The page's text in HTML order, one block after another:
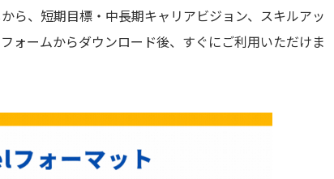
ら、短期目標・中長期キャリアビジョン、スキルアッ
ォームからダウンロード後、すぐにご利用いただけま